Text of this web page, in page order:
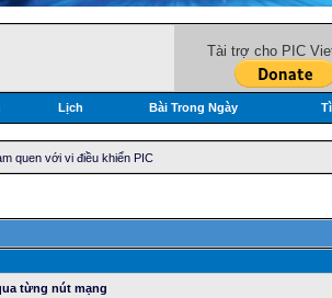
Tài trợ cho PIC
Lịch Bài Trong Ngày
quen với vi điều khiển PIC
từng nút mạng